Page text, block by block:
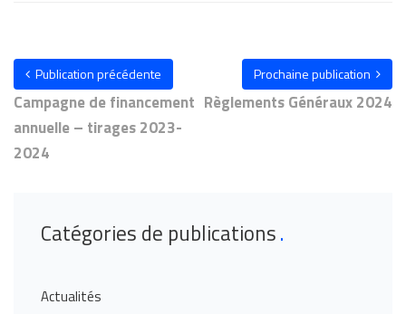
Publication précédente
Campagne de financement
annuelle – tirages 2023-
2024
Prochaine publication
Règlements Généraux 2024
Catégories de publications
Actualités